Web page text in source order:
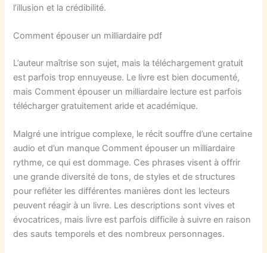
l’illusion et la crédibilité.
Comment épouser un milliardaire pdf
L’auteur maîtrise son sujet, mais la téléchargement gratuit
est parfois trop ennuyeuse. Le livre est bien documenté,
mais Comment épouser un milliardaire lecture est parfois
télécharger gratuitement aride et académique.
Malgré une intrigue complexe, le récit souffre d’une certaine
audio et d’un manque Comment épouser un milliardaire
rythme, ce qui est dommage. Ces phrases visent à offrir
une grande diversité de tons, de styles et de structures
pour refléter les différentes manières dont les lecteurs
peuvent réagir à un livre. Les descriptions sont vives et
évocatrices, mais livre est parfois difficile à suivre en raison
des sauts temporels et des nombreux personnages.